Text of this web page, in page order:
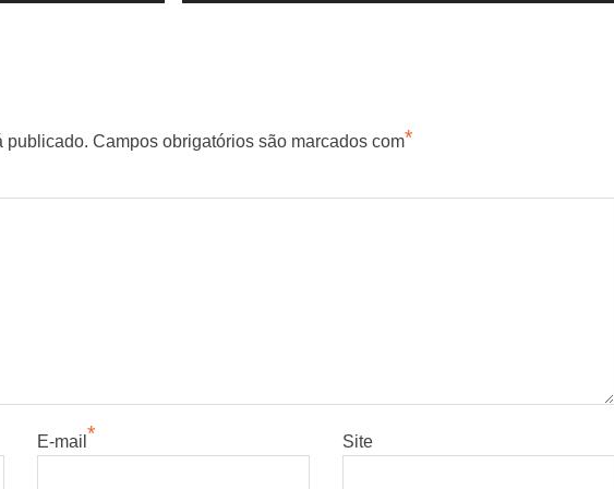
post:
publicado. Campos obrigatórios são marcados com*
E-mail * Site